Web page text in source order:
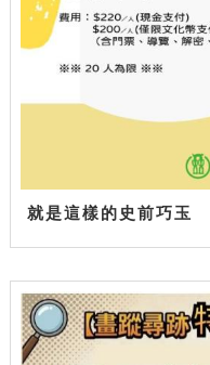
就是這樣的史前巧玉